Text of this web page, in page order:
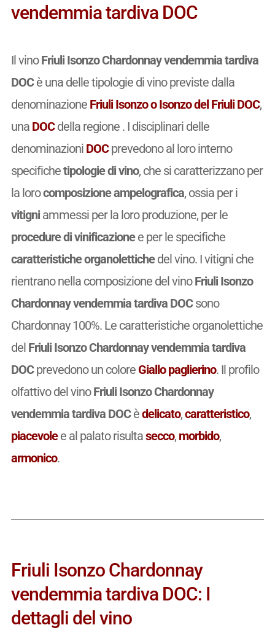
vendemmia tardiva DOC
Il vinoFriuli Isonzo Chardonnay vendemmia tardiva
DOCè una delle tipologie di vino previste dalla
denominazione Friuli Isonzo o Isonzo del Friuli DOC,
una DOCdella regione . I disciplinari delle
denominazioni DOCprevedono al loro interno
specifichetipologie di vino, che si caratterizzano per
la lorocomposizione ampelografica, ossia per i
vitigniammessi per la loro produzione, per le
procedure di vinificazionee per le specifiche
caratteristiche organolettichedel vino. I vitigni che
rientrano nella composizione del vinoFriuli Isonzo
Chardonnay vendemmia tardiva DOCsono
Chardonnay 100%. Le caratteristiche organolettiche
delFriuli Isonzo Chardonnay vendemmia tardiva
DOCprevedono un colore Giallo paglierino. Il profilo
olfattivo del vinoFriuli Isonzo Chardonnay
vendemmia tardiva DOCèdelicato,caratteristico,
piacevolee al palato risultasecco, morbido,
armonico.
Friuli Isonzo Chardonnay
vendemmia tardiva DOC: I
dettagli del vino